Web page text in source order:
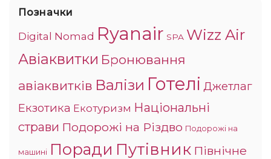
Позначки
Digital Nomad Ryanair SPA Wizz Air
Авіаквитки Бронювання
авіаквитків Валізи Готелі Джетлаг
Екзотика Екотуризм Національні
страви Подорожі на Різдво Подорожі на
машині Поради Путівник Північне